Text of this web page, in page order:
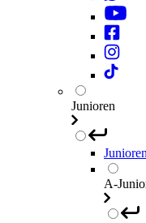
Junioren
Junioren
A-